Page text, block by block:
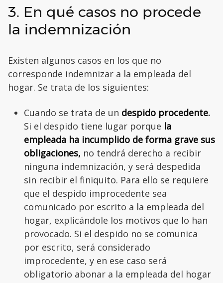
3. En qué casos no procede
la indemnización
Existen algunos casos en los que no
corresponde indemnizar a la empleada del
hogar. Se trata de los siguientes:
Cuando se trata de un despido procedente.
Si el despido tiene lugar porque la
empleada ha incumplido de forma grave sus
obligaciones, no tendrá derecho a recibir
ninguna indemnización, y será despedida
sin recibir el finiquito. Para ello se requiere
que el despido improcedente sea
comunicado por escrito a la empleada del
hogar, explicándole los motivos que lo han
provocado. Si el despido no se comunica
por escrito, será considerado
improcedente, y en ese caso será
obligatorio abonar a la empleada del hogar